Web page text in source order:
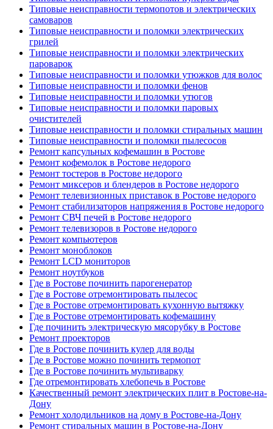
Типовые неисправности термопотов и электрических
самоваров
Типовые неисправности и поломки электрических
грилей
Типовые неисправности и поломки электрических
пароварок
Типовые неисправности и поломки утюжков для волос
Типовые неисправности и поломки фенов
Типовые неисправности и поломки утюгов
Типовые неисправности и поломки паровых
очистителей
Типовые неисправности и поломки стиральных машин
Типовые неисправности и поломки пылесосов
Ремонт капсульных кофемашин в Ростове
Ремонт кофемолок в Ростове недорого
Ремонт тостеров в Ростове недорого
Ремонт миксеров и блендеров в Ростове недорого
Ремонт телевизионных приставок в Ростове недорого
Ремонт стабилизаторов напряжения в Ростове недорого
Ремонт СВЧ печей в Ростове недорого
Ремонт телевизоров в Ростове недорого
Ремонт компьютеров
Ремонт моноблоков
Ремонт LCD мониторов
Ремонт ноутбуков
Где в Ростове починить парогенератор
Где в Ростове отремонтировать пылесос
Где в Ростове отремонтировать кухонную вытяжку
Где в Ростове отремонтировать кофемашину
Где починить электрическую мясорубку в Ростове
Ремонт проекторов
Где в Ростове починить кулер для воды
Где в Ростове можно починить термопот
Где в Ростове починить мультиварку
Где отремонтировать хлебопечь в Ростове
Качественный ремонт электрических плит в Ростове-на-
Дону
Ремонт холодильников на дому в Ростове-на-Дону
Ремонт стиральных машин в Ростове-на-Дону